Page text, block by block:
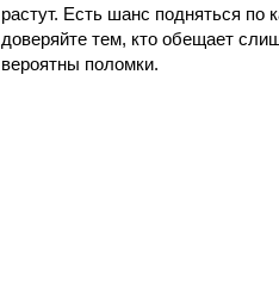
растут. Есть шанс подняться по
доверяйте тем, кто обещает
вероятны поломки.